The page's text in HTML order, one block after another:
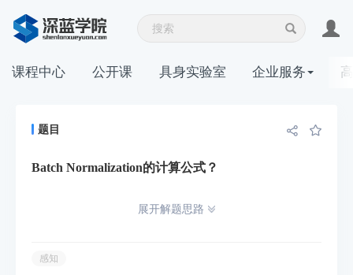
课程中心 公开课 具身实验室 企业服务
题目
Batch Normalization的计算公式？
展开解题思路
感知